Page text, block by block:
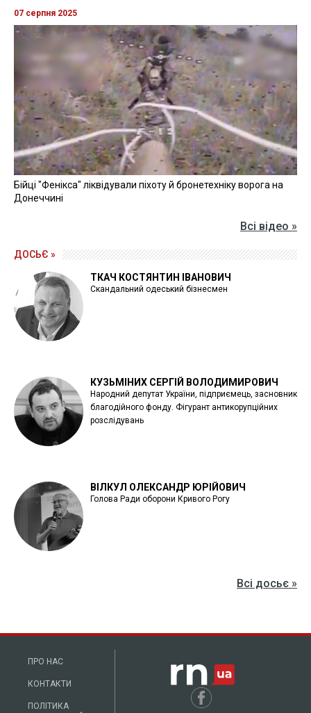
07 серпня 2025
Бійці "Фенікса" ліквідували піхоту й бронетехніку ворога на
Донеччині
Всі відео »
ДОСЬЄ »
ТКАЧ КОСТЯНТИН ІВАНОВИЧ
Скандальний одеський бізнесмен
КУЗЬМІНИХ СЕРГІЙ ВОЛОДИМИРОВИЧ
Народний депутат України, підприємець, засновник
благодійного фонду. Фігурант антикорупційних
розслідувань
ВІЛКУЛ ОЛЕКСАНДР ЮРІЙОВИЧ
Голова Ради оборони Кривого Рогу
Всі досьє »
ПРО НАС
КОНТАКТИ
ПОЛІТИКА